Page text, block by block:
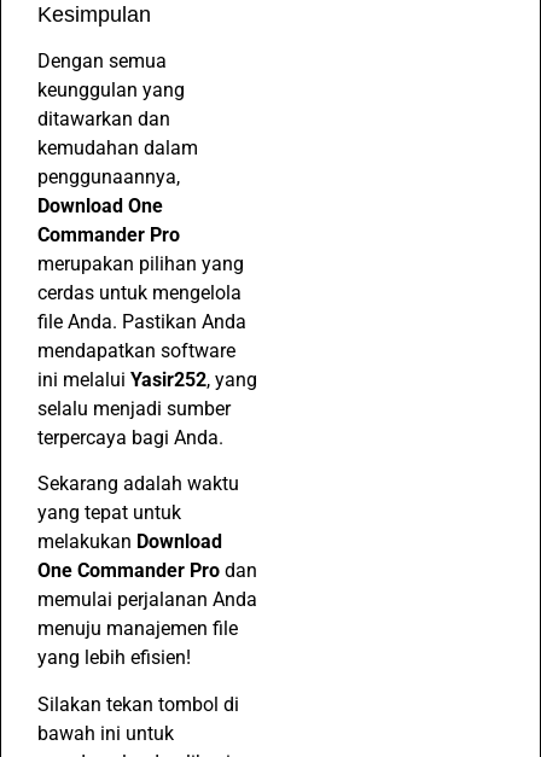
Kesimpulan
Dengan semua
keunggulan yang
ditawarkan dan
kemudahan dalam
penggunaannya,
Download One
Commander Pro
merupakan pilihan yang
cerdas untuk mengelola
file Anda. Pastikan Anda
mendapatkan software
ini melalui Yasir252, yang
selalu menjadi sumber
terpercaya bagi Anda.
Sekarang adalah waktu
yang tepat untuk
melakukan Download
One Commander Pro dan
memulai perjalanan Anda
menuju manajemen file
yang lebih efisien!
Silakan tekan tombol di
bawah ini untuk